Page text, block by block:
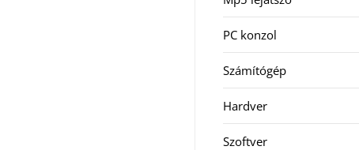
PC konzol
Számítógép
Hardver
Szoftver